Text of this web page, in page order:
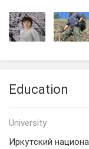
Education
University
Иркутский